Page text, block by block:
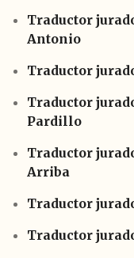
Traductor
Antonio
Traductor
Traductor
Pardillo
Traductor
Arriba
Traductor
Traductor